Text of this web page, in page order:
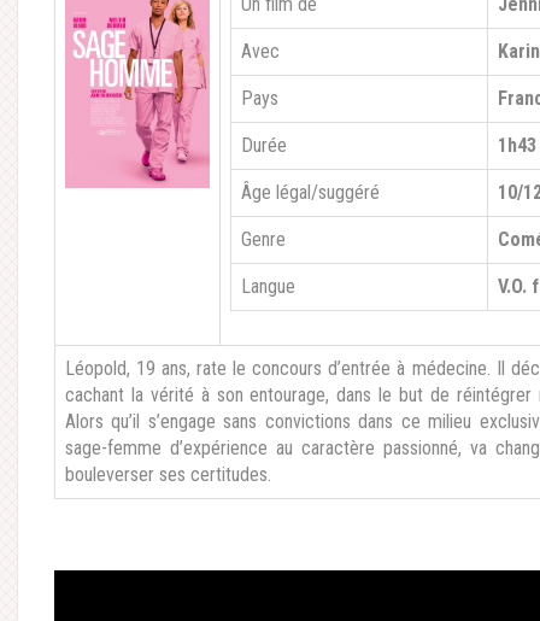
Avec
Pays
Durée 1h43
Âge légal/suggéré 10/
Genre
Langue V.O.
Léopold, 19 ans, rate le concours d’entrée à médecine. Il
cachant la vérité à son entourage, dans le but de
Alors qu’il s’engage sans convictions dans ce milieu
sage-femme d’expérience au caractère passionné, va
bouleverser ses certitudes.